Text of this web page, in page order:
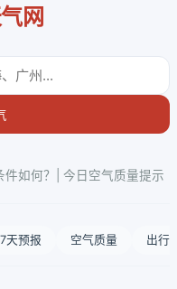
网
件如何？| 今日空气质量提示
7天预报 空气质量 出行